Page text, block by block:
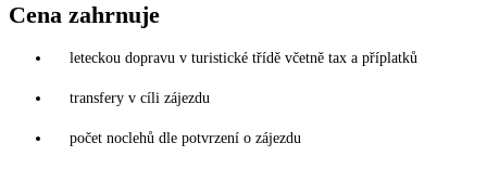
Cena zahrnuje
leteckou dopravu v turistické třídě včetně tax a příplatků
transfery v cíli zájezdu
počet noclehů dle potvrzení o zájezdu